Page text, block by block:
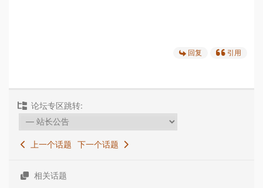
回复 引用
论坛专区跳转:
上一个话题 下一个话题
相关话题